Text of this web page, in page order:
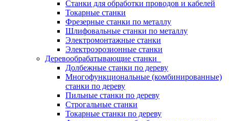
Станки для обработки проводов и кабелей
Токарные станки
Фрезерные станки по металлу
Шлифовальные станки по металлу
Электромонтажные станки
Электроэрозионные станки
Деревообрабатывающие станки
Долбежные станки по дереву
Многофункциональные (комбинированные)
станки по дереву
Пильные станки по дереву
Строгальные станки
Токарные станки по дереву